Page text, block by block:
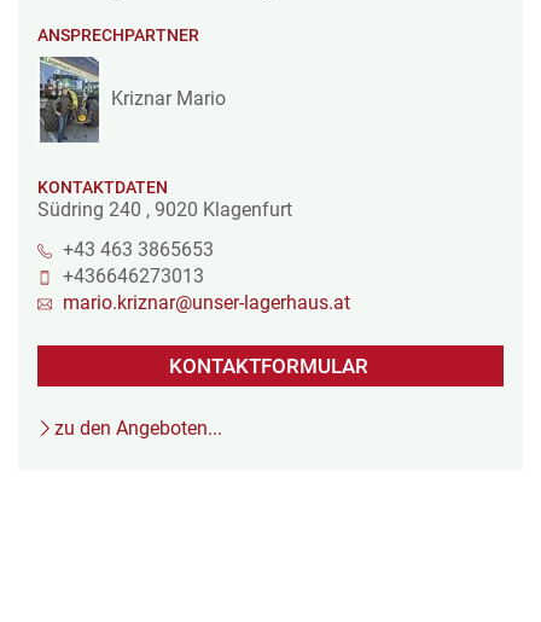
ANSPRECHPARTNER
Kriznar Mario
KONTAKTDATEN
Südring 240 , 9020 Klagenfurt
+43 463 3865653
+436646273013
mario.kriznar@unser-lagerhaus.at
KONTAKTFORMULAR
zu den Angeboten...